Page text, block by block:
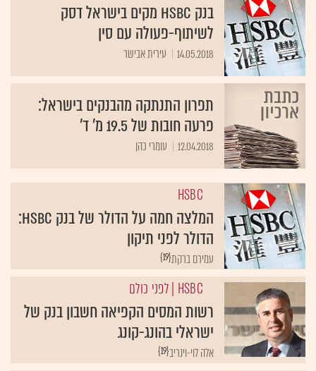
בנק HSBC מקים בישראל דסק
לשיתוף-פעולה עם סין
14.05.2018 עירית אבישר
תפרון התנתקה מהבנקים בישראל:
פרעה חובות של 19.5 מ' ד'
12.04.2018 עומרי כהן
HSBC
המלצה חמה על הדולר של בנק HSBC:
הדולר לפני תיקון
{19}עמירם ברקת
HSBC | לפני כולם
רשות המסים הקפיאה חשבון בנק של
ישראלי בהונג-קונג
{19}אלה לוי-וינריב